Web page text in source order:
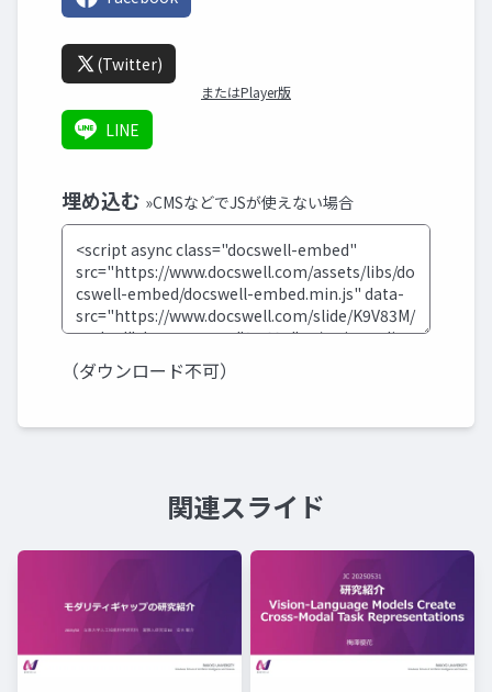
(Twitter)
またはPlayer版
LINE
埋め込む »CMSなどでJSが使えない場合
（ダウンロード不可）
関連スライド